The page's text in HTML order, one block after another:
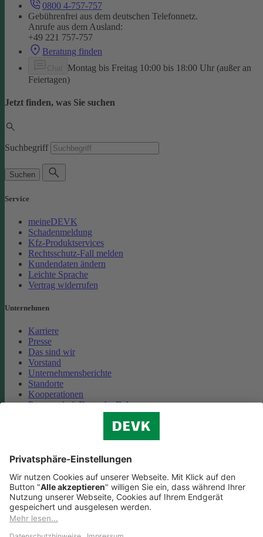
0800 4-757-757
Gebührenfrei aus dem deutschen Telefonnetz.
Anrufe aus dem Ausland:
+49 221 757-757
Beratung finden
Montag bis Freitag 10:00 bis 18:00 Uhr (außer an
Feiertagen)
Jetzt finden, was Sie suchen
Suchbegriff
Suchen
Service
meineDEVK
Schadenmeldung
Kfz-Produktservices
Rechtsschutz-Fall melden
Kundendaten ändern
Leichte Sprache
Vertrag widerrufen
Unternehmen
Karriere
Presse
Das sind wir
Vorstand
Unternehmensberichte
Standorte
Kooperationen
Partnerschaft Deutsche Bahn
Cookie-Einstellungen
Datenschutz
Impressum
Streitbeilegung